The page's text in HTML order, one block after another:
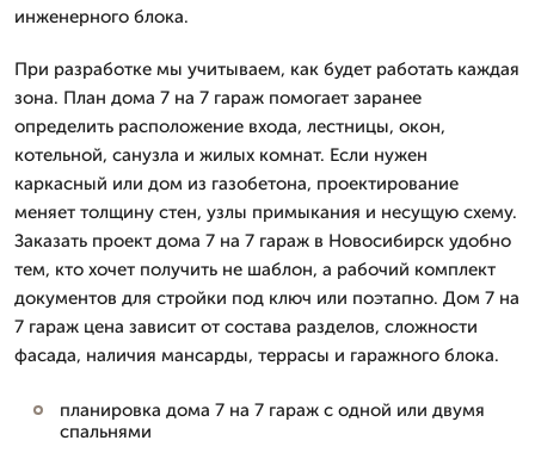
инженерного блока.
При разработке мы учитываем, как будет работать каждая
зона. План дома 7 на 7 гараж помогает заранее
определить расположение входа, лестницы, окон,
котельной, санузла и жилых комнат. Если нужен
каркасный или дом из газобетона, проектирование
меняет толщину стен, узлы примыкания и несущую схему.
Заказать проект дома 7 на 7 гараж в Новосибирск удобно
тем, кто хочет получить не шаблон, а рабочий комплект
документов для стройки под ключ или поэтапно. Дом 7 на
7 гараж цена зависит от состава разделов, сложности
фасада, наличия мансарды, террасы и гаражного блока.
планировка дома 7 на 7 гараж с одной или двумя
спальнями